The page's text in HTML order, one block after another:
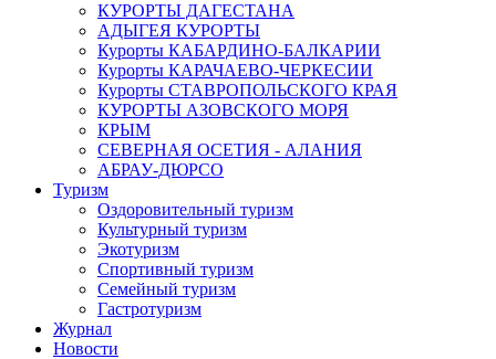
КУРОРТЫ ДАГЕСТАНА
АДЫГЕЯ КУРОРТЫ
Курорты КАБАРДИНО-БАЛКАРИИ
Курорты КАРАЧАЕВО-ЧЕРКЕСИИ
Курорты СТАВРОПОЛЬСКОГО КРАЯ
КУРОРТЫ АЗОВСКОГО МОРЯ
КРЫМ
СЕВЕРНАЯ ОСЕТИЯ - АЛАНИЯ
АБРАУ-ДЮРСО
Туризм
Оздоровительный туризм
Культурный туризм
Экотуризм
Спортивный туризм
Семейный туризм
Гастротуризм
Журнал
Новости